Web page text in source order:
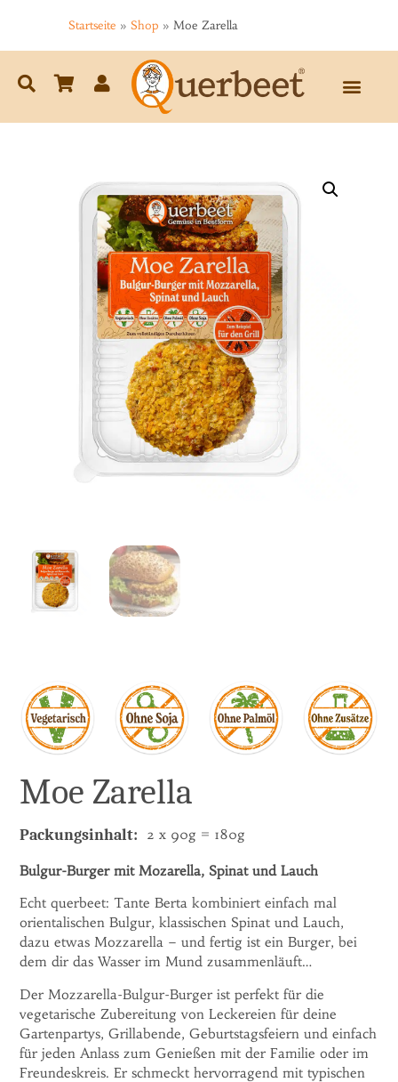
Startseite »Shop » Moe Zarella
Moe Zarella
Packungsinhalt: 2 x 90g = 180g
Bulgur-Burger mit Mozarella, Spinat und Lauch
Echt querbeet: Tante Berta kombiniert einfach mal
orientalischen Bulgur, klassischen Spinat und Lauch,
dazu etwas Mozzarella – und fertig ist ein Burger, bei
dem dir das Wasser im Mund zusammenläuft…
Der Mozzarella-Bulgur-Burger ist perfekt für die
vegetarische Zubereitung von Leckereien für deine
Gartenpartys, Grillabende, Geburtstagsfeiern und einfach
für jeden Anlass zum Genießen mit der Familie oder im
Freundeskreis. Er schmeckt hervorragend mit typischen